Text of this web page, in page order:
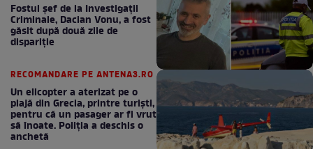
Fostul șef de la Investigații
Criminale, Dacian Vonu, a fost
găsit după două zile de
dispariţie
RECOMANDARE PE ANTENA3.RO
Un elicopter a aterizat pe o
plajă din Grecia, printre turiști,
pentru că un pasager ar fi vrut
să înoate. Poliția a deschis o
anchetă